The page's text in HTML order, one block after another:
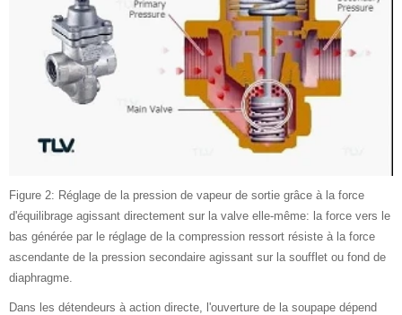
Figure 2: Réglage de la pression de vapeur de sortie grâce à la force
d'équilibrage agissant directement sur la valve elle-même: la force vers le
bas générée par le réglage de la compression ressort résiste à la force
ascendante de la pression secondaire agissant sur la soufflet ou fond de
diaphragme.
Dans les détendeurs à action directe, l'ouverture de la soupape dépend